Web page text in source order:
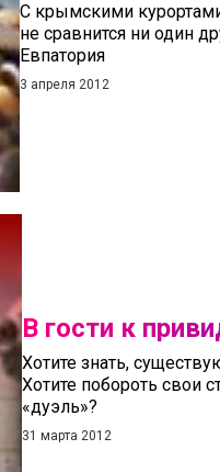
С крымскими
не сравнится ни один
Евпатория
3 апреля 2012
В гости к
Хотите знать,
Хотите побороть свои
«дуэль»?
31 марта 2012